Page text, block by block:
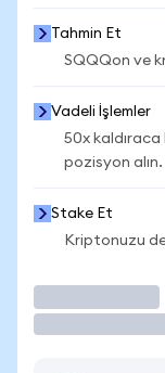
Tahmin Et
SQQQon ve
Vadeli İşlemler
50x
pozisyon alın.
Stake Et
Kriptonuzu